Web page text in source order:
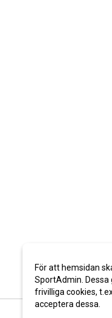
För att hemsidan
SportAdmin. Dessa
frivilliga cookies,
acceptera dessa.